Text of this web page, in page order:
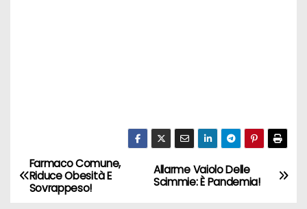
N
a
Allarme Vaiolo Delle
Scimmie: È Pandemia!
Farmaco Comune,
Riduce Obesità E
Sovrappeso!